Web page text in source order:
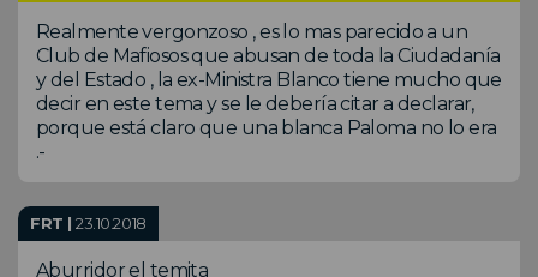
Realmente vergonzoso , es lo mas parecido a un
Club de Mafiosos que abusan de toda la Ciudadanía
y del Estado , la ex-Ministra Blanco tiene mucho que
decir en este tema y se le debería citar a declarar,
porque está claro que una blanca Paloma no lo era
.-
FRT |23.10.2018
Aburridor el temita